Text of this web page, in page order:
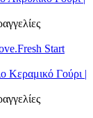
Κεραμικό Γούρι |